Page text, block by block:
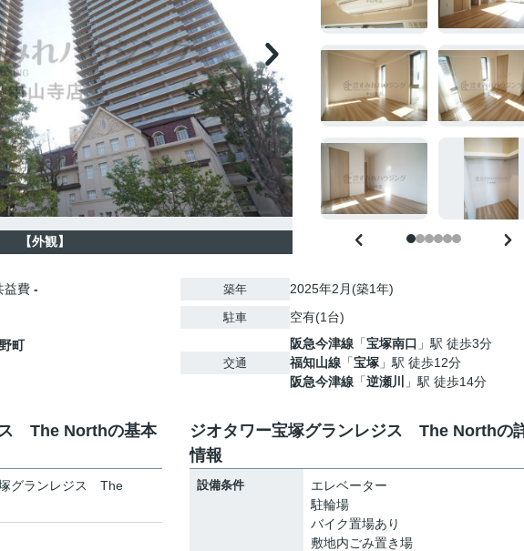
【外観】
費 -
町
築年 2025年2月(築1年)
駐車 空有(1台)
交通
阪急今津線 「宝塚南口 」駅 徒歩3分
福知山線 「宝塚 」駅 徒歩12分
阪急今津線 「逆瀬川 」駅 徒歩14分
ス The Northの基本
グランレジス The
ジオタワー宝塚グランレジス The Northの
情報
設備条件
エレベーター
駐輪場
バイク置場あり
敷地内ごみ置き場